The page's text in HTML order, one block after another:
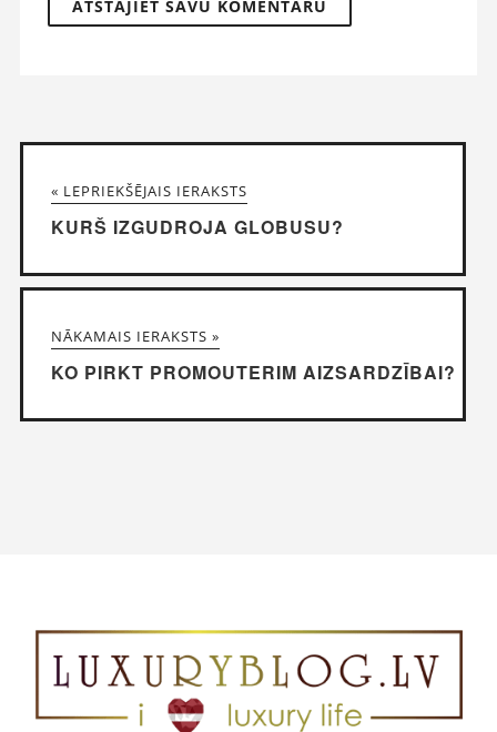
« LEPRIEKŠĒJAIS IERAKSTS
KURŠ IZGUDROJA GLOBUSU?
NĀKAMAIS IERAKSTS »
KO PIRKT PROMOUTERIM AIZSARDZĪBAI?